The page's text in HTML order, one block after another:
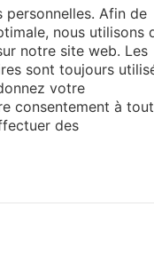
en version à
poses dites
le
à de
Afin de
nous utilisons
notre site web. Les
sont toujours
votre
consentement à tout
des